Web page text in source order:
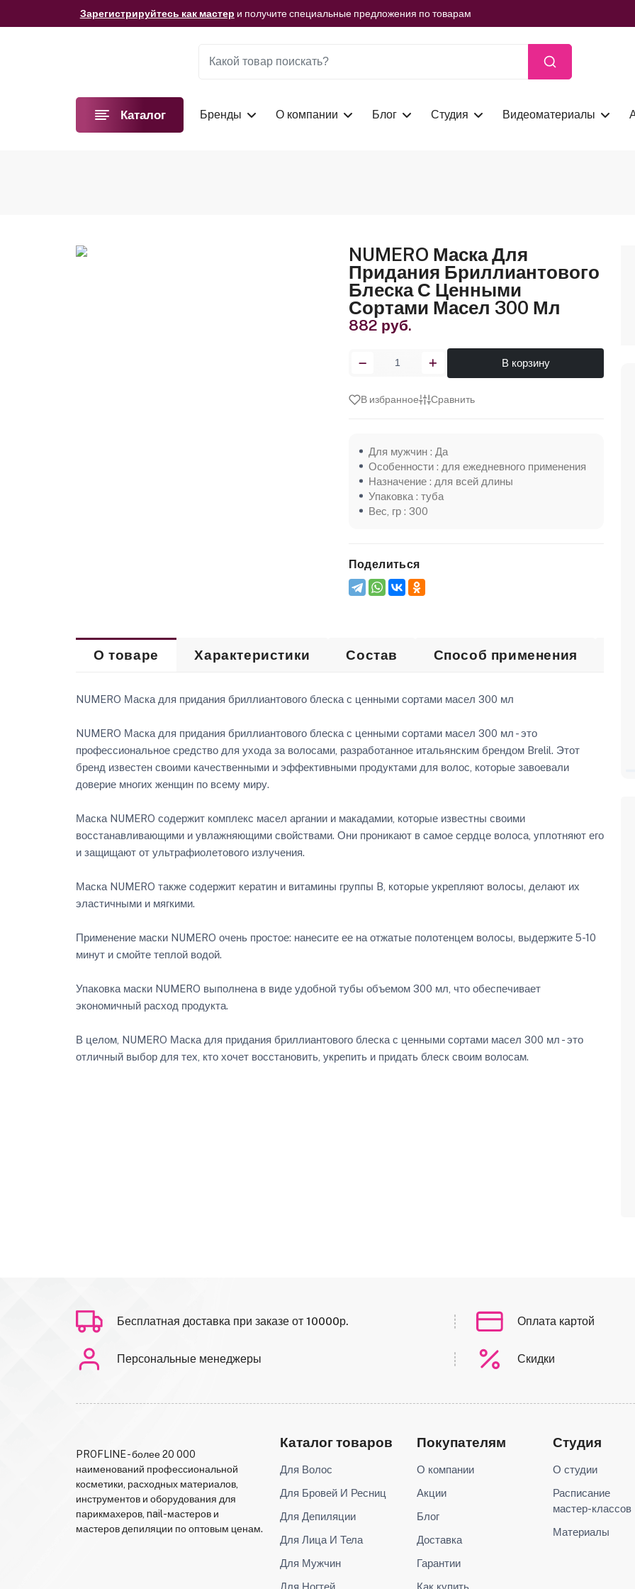
Зарегистрируйтесь как мастер и получите специальные предложения по товарам
Мы подготовили для вас видеоматериалы! Смотреть сейчас
Каталог Бренды О компании Блог Студия Видеоматериалы
NUMERO Маска Для
Придания Бриллиантового
Блеска С Ценными
Сортами Масел 300 Мл
882 руб.
В корзину
В избранное Сравнить
Для мужчин : Да
Особенности : для ежедневного применения
Назначение : для всей длины
Упаковка : туба
Вес, гр : 300
Поделиться
О товаре Характеристики Состав Способ применения
NUMERO Маска для придания бриллиантового блеска с ценными сортами масел 300 мл
NUMERO Маска для придания бриллиантового блеска с ценными сортами масел 300 мл - это
профессиональное средство для ухода за волосами, разработанное итальянским брендом Brelil. Этот
бренд известен своими качественными и эффективными продуктами для волос, которые завоевали
доверие многих женщин по всему миру.
Маска NUMERO содержит комплекс масел аргании и макадамии, которые известны своими
восстанавливающими и увлажняющими свойствами. Они проникают в самое сердце волоса, уплотняют его
и защищают от ультрафиолетового излучения.
Маска NUMERO также содержит кератин и витамины группы B, которые укрепляют волосы, делают их
эластичными и мягкими.
Применение маски NUMERO очень простое: нанесите ее на отжатые полотенцем волосы, выдержите 5-10
минут и смойте теплой водой.
Упаковка маски NUMERO выполнена в виде удобной тубы объемом 300 мл, что обеспечивает
экономичный расход продукта.
В целом, NUMERO Маска для придания бриллиантового блеска с ценными сортами масел 300 мл - это
отличный выбор для тех, кто хочет восстановить, укрепить и придать блеск своим волосам.
Бесплатная доставка при заказе от 10000р. Оплата картой
Персональные менеджеры Скидки
PROFLINE - более 20 000
наименований профессиональной
косметики, расходных материалов,
инструментов и оборудования для
парикмахеров, nail-мастеров и
мастеров депиляции по оптовым ценам.
Каталог товаров
Для Волос
Для Бровей И Ресниц
Для Депиляции
Для Лица И Тела
Для Мужчин
Для Ногтей
Покупателям
О компании
Акции
Блог
Доставка
Гарантии
Как купить
Студия
О студии
Расписание
мастер-классов
Материалы